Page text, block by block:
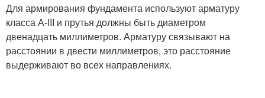
Для армирования фундамента используют арматуру
класса А-III и прутья должны быть диаметром
двенадцать миллиметров. Арматуру связывают на
расстоянии в двести миллиметров, это расстояние
выдерживают во всех направлениях.